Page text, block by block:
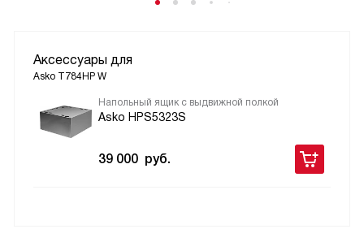
Аксессуары для
Asko T784HP W
Напольный ящик с выдвижной полкой
Asko HPS5323S
39 000 руб.